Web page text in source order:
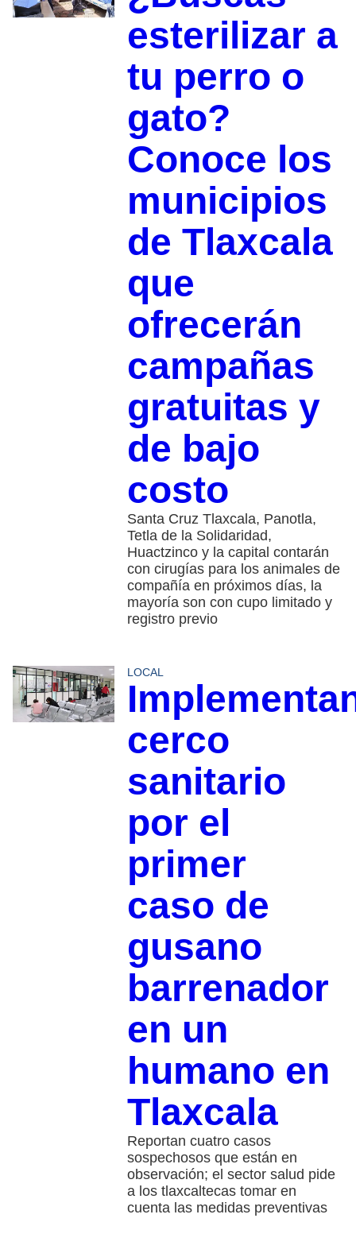
esterilizar a
tu perro o
gato?
Conoce los
municipios
de Tlaxcala
que
ofrecerán
campañas
gratuitas y
de bajo
costo
Santa Cruz Tlaxcala, Panotla,
Tetla de la Solidaridad,
Huactzinco y la capital contarán
con cirugías para los animales de
compañía en próximos días, la
mayoría son con cupo limitado y
registro previo
LOCAL
cerco
sanitario
por el
primer
caso de
gusano
barrenador
en un
humano en
Tlaxcala
Reportan cuatro casos
sospechosos que están en
observación; el sector salud pide
a los tlaxcaltecas tomar en
cuenta las medidas preventivas